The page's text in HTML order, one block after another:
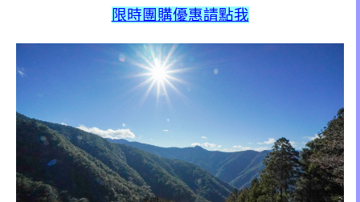
限時團購優惠請點我